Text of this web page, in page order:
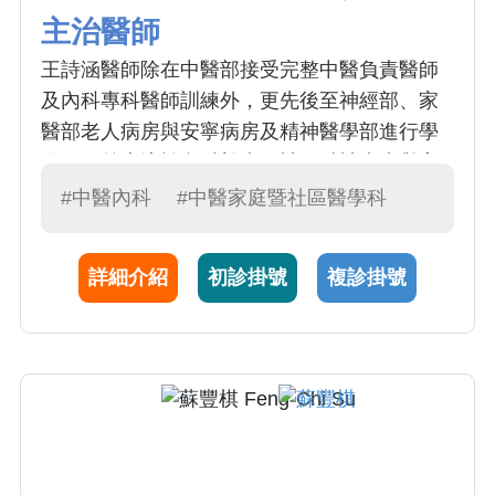
主治醫師
王詩涵醫師除在中醫部接受完整中醫負責醫師
及內科專科醫師訓練外，更先後至神經部、家
醫部老人病房與安寧病房及精神醫學部進行學
齡醫學。門診藉由中醫理法方藥，輔以針灸，
活品質。
#中醫內科 #中醫家庭暨社區醫學科
詳細介紹 初診掛號 複診掛號